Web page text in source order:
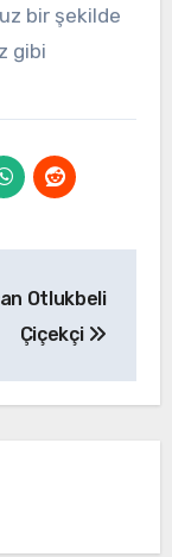
bir şekilde
gibi
Otlukbeli
Çiçekçi